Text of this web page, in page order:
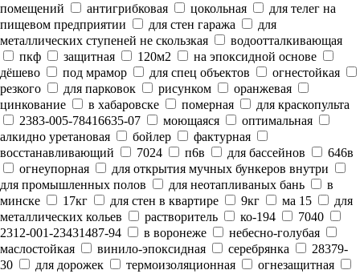
помещений
антигрибковая цокольная
для телег на
пищевом предприятии
для стен гаража
для
металлических ступеней не скользкая
водоотталкивающая
пкф
защитная 120м2
на эпоксидной основе
дёшево
под мрамор для спец объектов
огнестойкая
резкого
для парковок рисунком
оранжевая
цинкование
в хабаровске померная
для краскопульта
2383-005-78416635-07
моющаяся
оптимальная
алкидно уретановая
бойлер
фактурная
восстанавливающий
7024 п6в для бассейнов
646в
огнеупорная
для открытия мучных бункеров внутри
для промышленных полов
для неотапливаных бань
в
минске
17кг для стен в квартире 9кг ма 15
для
металлических кольев
растворитель ко-194
7040
2312-001-23431487-94
в воронеже
небесно-голубая
маслостойкая
винило-эпоксидная серебрянка
28379-
30
для дорожек термоизоляционная
огнезащитная